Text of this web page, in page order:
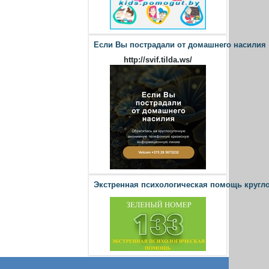
Если Вы пострадали от домашнего насилия
http://svif.tilda.ws/
Экстренная психологическая помощь